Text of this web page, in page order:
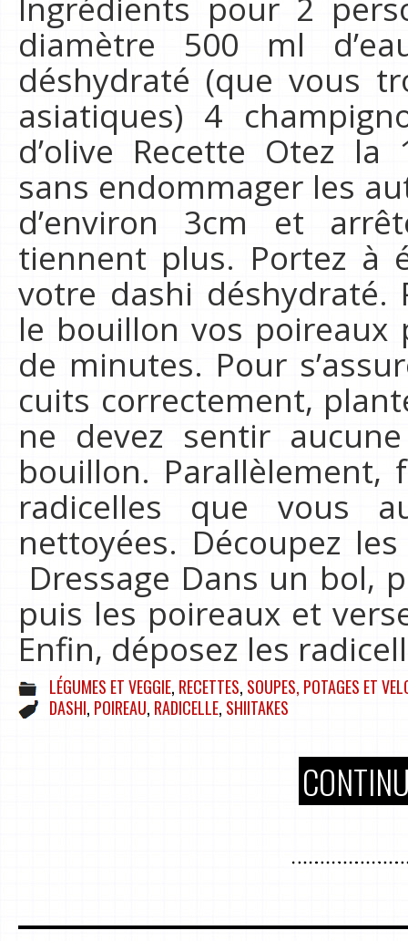
diamètre 500 ml
déshydraté (que vous
asiatiques) 4
d’olive Recette Otez
sans endommager les
d’environ 3cm et
tiennent plus. Portez à
votre dashi déshydraté.
le bouillon vos
de minutes. Pour
cuits correctement,
ne devez sentir
bouillon. Parallèlement,
radicelles que vous
nettoyées. Découpez
Dressage Dans un bol,
puis les poireaux et
Enfin, déposez les
LÉGUMES ET VEGGIE, RECETTES, SOUPES, POTAGES ET
DASHI, POIREAU, RADICELLE, SHIITAKES